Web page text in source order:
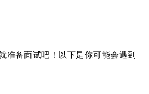
准备面试吧！以下是你可能会遇到